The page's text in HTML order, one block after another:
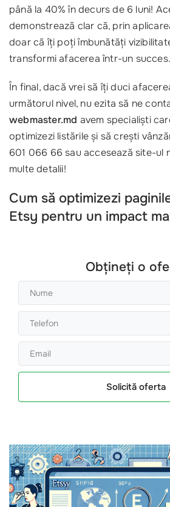
până la 40% în decurs de 6 luni!
demonstrează clar că, prin
doar că îți poți îmbunătăți
transformi afacerea într-un succes.
În final, dacă vrei să îți duci
următorul nivel, nu ezita să ne
webmaster.md avem specialiști
optimizezi listările și să crești
601 066 66 sau accesează site-ul
multe detalii!
Cum să optimizezi
Etsy pentru un impact
Obțineți o
Solicită oferta